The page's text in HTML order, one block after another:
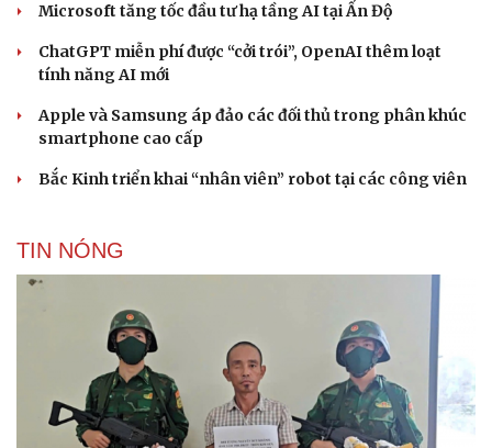
Microsoft tăng tốc đầu tư hạ tầng AI tại Ấn Độ
ChatGPT miễn phí được “cởi trói”, OpenAI thêm loạt
tính năng AI mới
Apple và Samsung áp đảo các đối thủ trong phân khúc
smartphone cao cấp
Bắc Kinh triển khai “nhân viên” robot tại các công viên
TIN NÓNG